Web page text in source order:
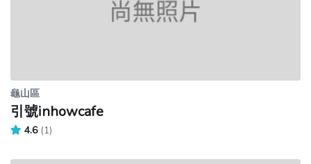
龜山區
引號inhowcafe
4.6 (1)